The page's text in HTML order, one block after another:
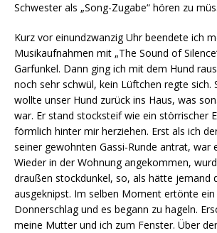
Schwester als „Song-Zugabe“ hören zu
Kurz vor einundzwanzig Uhr beendete ich
Musikaufnahmen mit „The Sound of
Garfunkel. Dann ging ich mit dem Hund
noch sehr schwül, kein Lüftchen regte sich.
wollte unser Hund zurück ins Haus, was
war. Er stand stocksteif wie ein störrischer
förmlich hinter mir herziehen. Erst als ich
seiner gewohnten Gassi-Runde antrat, war
Wieder in der Wohnung angekommen,
draußen stockdunkel, so, als hätte jemand
ausgeknipst. Im selben Moment ertönte
Donnerschlag und es begann zu hageln.
meine Mutter und ich zum Fenster. Über